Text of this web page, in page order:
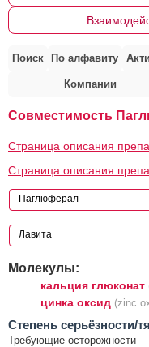
Поиск По алфавиту
Компании
Совместимость
Страница описания
Страница описания
Молекулы:
кальция глюконат
цинка оксид (zinc
Cтепень серьёзности/
Требующие осторожности